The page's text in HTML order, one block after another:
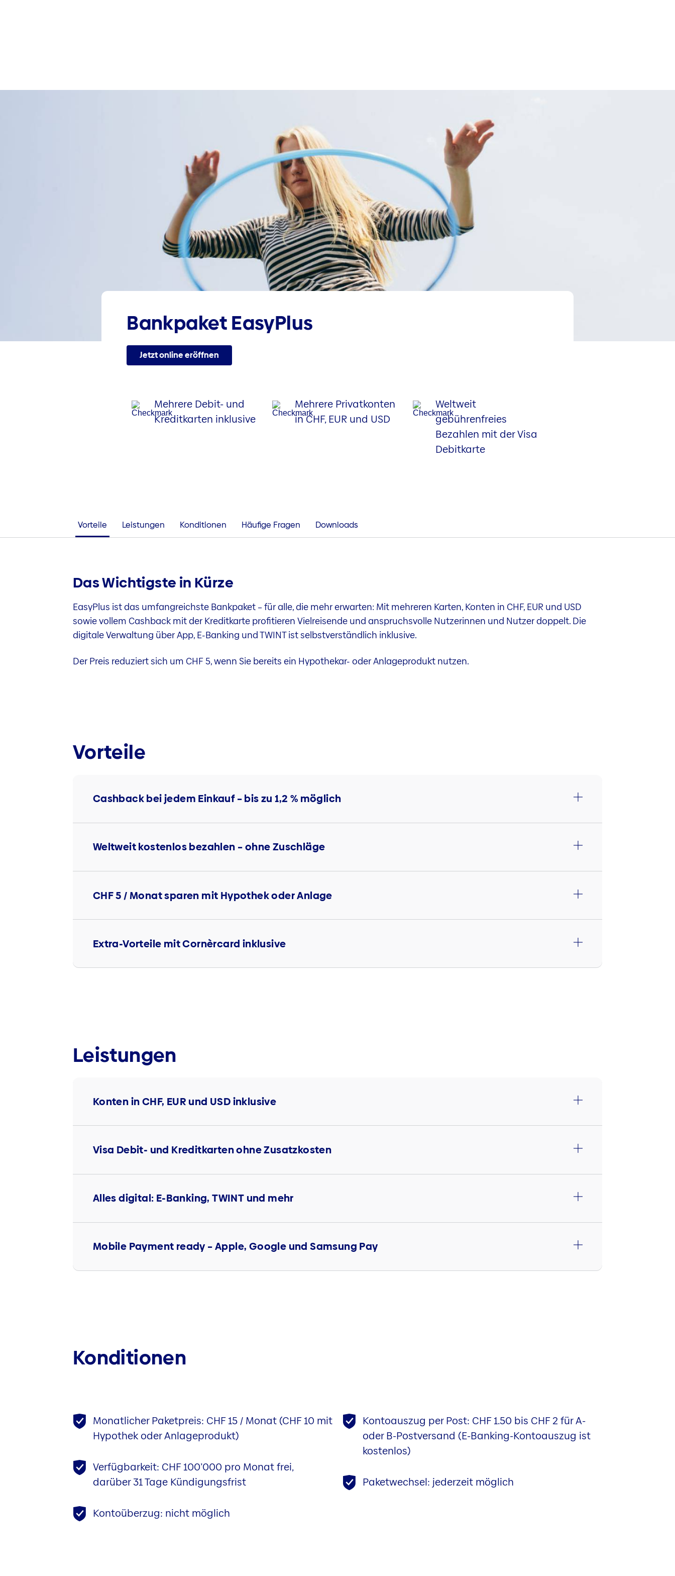
Bankpaket EasyPlus
Jetzt online eröffnen
Mehrere Debit- und
Kreditkarten inklusive
Mehrere Privatkonten
in CHF, EUR und USD
Weltweit
gebührenfreies
Bezahlen mit der Visa
Debitkarte
Vorteile Leistungen Konditionen Häufige Fragen Downloads
Das Wichtigste in Kürze
EasyPlus ist das umfangreichste Bankpaket – für alle, die mehr erwarten: Mit mehreren Karten, Konten in CHF, EUR und USD
sowie vollem Cashback mit der Kreditkarte profitieren Vielreisende und anspruchsvolle Nutzerinnen und Nutzer doppelt. Die
digitale Verwaltung über App, E-Banking und TWINT ist selbstverständlich inklusive.
Der Preis reduziert sich um CHF 5, wenn Sie bereits ein Hypothekar- oder Anlageprodukt nutzen.
Vorteile
Cashback bei jedem Einkauf – bis zu 1,2 % möglich
Weltweit kostenlos bezahlen – ohne Zuschläge
CHF 5 / Monat sparen mit Hypothek oder Anlage
Extra-Vorteile mit Cornèrcard inklusive
Leistungen
Konten in CHF, EUR und USD inklusive
Visa Debit- und Kreditkarten ohne Zusatzkosten
Alles digital: E-Banking, TWINT und mehr
Mobile Payment ready – Apple, Google und Samsung Pay
Konditionen
Monatlicher Paketpreis: CHF 15 / Monat (CHF 10 mit
Hypothek oder Anlageprodukt)
Verfügbarkeit: CHF 100’000 pro Monat frei,
darüber 31 Tage Kündigungsfrist
Kontoüberzug: nicht möglich
Kontoauszug per Post: CHF 1.50 bis CHF 2 für A-
oder B-Postversand (E-Banking-Kontoauszug ist
kostenlos)
Paketwechsel: jederzeit möglich